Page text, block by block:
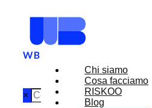
Chi siamo
Cosa facciamo
RISKOO
Blog
×